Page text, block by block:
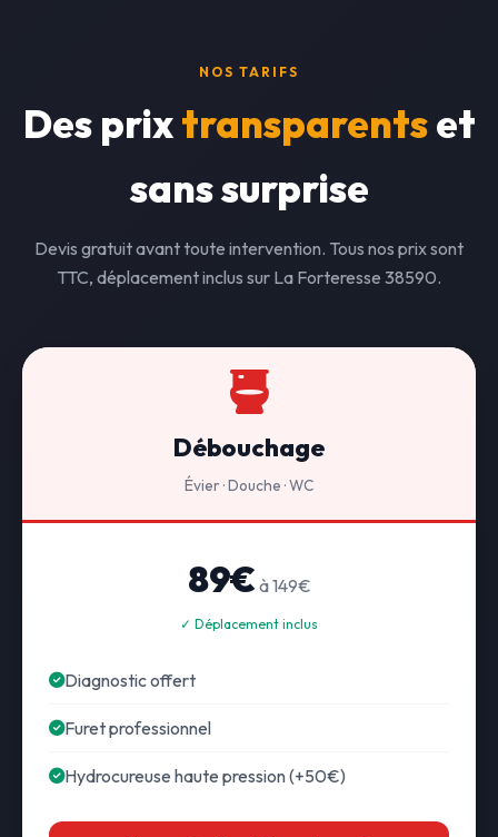
NOS TARIFS
Des prixtransparentset
sans surprise
Devis gratuit avant toute intervention. Tous nos prix sont
TTC, déplacement inclus sur La Forteresse 38590.
Débouchage
Évier · Douche · WC
89€ à 149€
✓ Déplacement inclus
Diagnostic offert
Furet professionnel
Hydrocureuse haute pression (+50€)